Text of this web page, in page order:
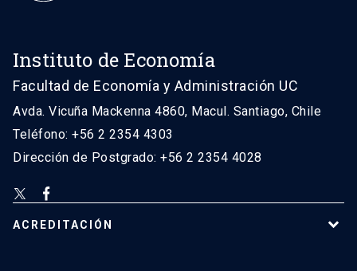
Instituto de Economía
Facultad de Economía y Administración UC
Avda. Vicuña Mackenna 4860, Macul. Santiago, Chile
Teléfono: +56 2 2354 4303
Dirección de Postgrado: +56 2 2354 4028
ACREDITACIÓN